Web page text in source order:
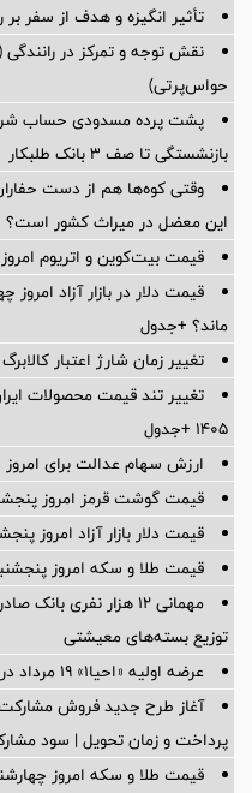
تأثیر انگیزه و هدف از سفر بر
نقش توجه و تمرکز در
حواس‌پرتی)
پشت پرده‌ مسدودی حساب
بازنشستگی تا صف ۳ بانک طلبکار
وقتی کوه‌ها هم از دست
این معضل در میراث کشور است؟
قیمت بیت‌کوین و اتریوم امروز
ماند؟ +جدول
تغییر زمان شارژ اعتبار
۱۴۰۵ +جدول
ارزش سهام عدالت برای امروز چهارشنبه
قیمت گوشت قرمز امروز پنجشنبه ۱۵ مرداد ۱۴۰۵
قیمت دلار بازار آزاد امروز پنجشنبه ۱۵ مرداد
قیمت طلا و سکه امروز پنجشنبه ۱۵ مرداد
مهمانی ۱۲ هزار نفری
توزیع بسته‌های معیشتی
عرضه اولیه «احیا۱» ۱۹ مرداد در فرابورس
آغاز طرح جدید فروش مشارکت
پرداخت و زمان تحویل | سود